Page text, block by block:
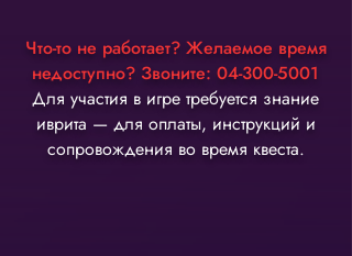
Что-то не работает? Желаемое время
недоступно? Звоните: 04-300-5001
Для участия в игре требуется знание
иврита — для оплаты, инструкций и
сопровождения во время квеста.